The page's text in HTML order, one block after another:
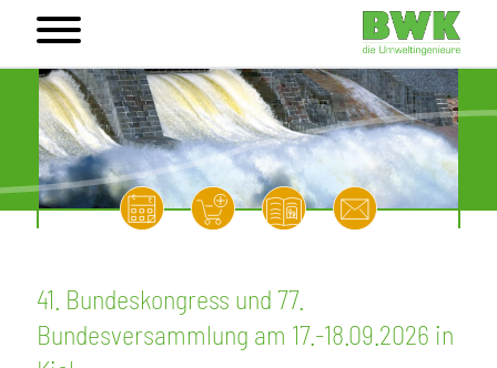
41. Bundeskongress und 77.
Bundesversammlung am 17.-18.09.2026 in